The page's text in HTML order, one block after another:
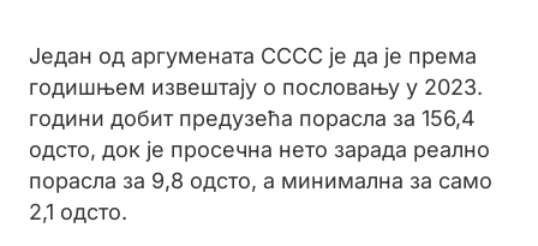
Један од аргумената СССС је да је према
годишњем извештају о пословању у 2023.
години добит предузећа порасла за 156,4
одсто, док је просечна нето зарада реално
порасла за 9,8 одсто, а минимална за само
2,1 одсто.